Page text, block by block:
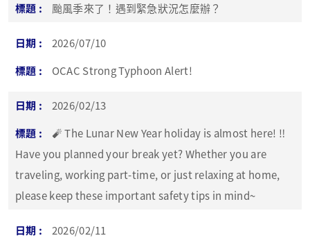
颱風季來了！遇到緊急狀況怎麼辦？
2026/07/10
OCAC Strong Typhoon Alert!
2026/02/13
🧨 The Lunar New Year holiday is almost here! ‼️
Have you planned your break yet? Whether you are
traveling, working part-time, or just relaxing at home,
please keep these important safety tips in mind~
2026/02/11